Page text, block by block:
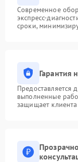
Современное
экспресс-
сроки,
Гарантия
Предоставляется
выполненные
защищает